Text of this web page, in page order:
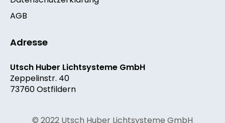
AGB
Adresse
Utsch Huber Lichtsysteme GmbH
Zeppelinstr. 40
73760 Ostfildern